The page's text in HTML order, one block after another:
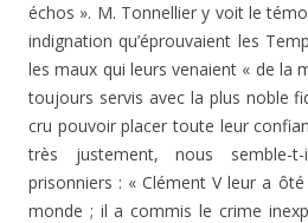
échos ». M. Tonnellier y voit le
indignation qu’éprou­vaient les
les maux qui leurs venaient « de la
toujours servis avec la plus noble
cru pouvoir placer toute leur
très justement, nous semble-
prisonniers : « Clément V leur a
monde ; il a commis le crime